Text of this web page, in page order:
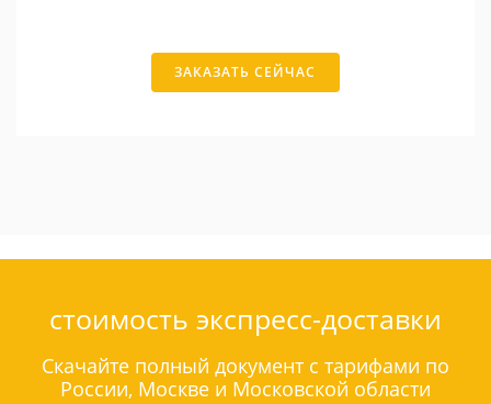
ЗАКАЗАТЬ СЕЙЧАС
стоимость экспресс-доставки
Скачайте полный документ с тарифами по
России, Москве и Московской области